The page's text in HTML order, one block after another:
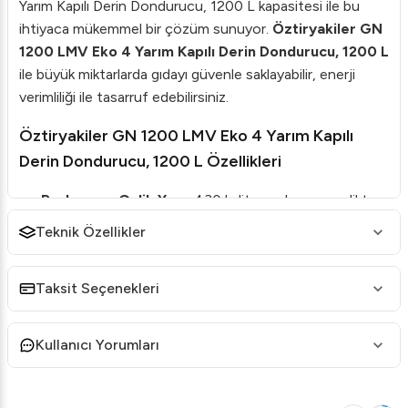
Yarım Kapılı Derin Dondurucu, 1200 L kapasitesi ile bu
ihtiyaca mükemmel bir çözüm sunuyor. Öztiryakiler GN
1200 LMV Eko 4 Yarım Kapılı Derin Dondurucu, 1200 L
ile büyük miktarlarda gıdayı güvenle saklayabilir, enerji
verimliliği ile tasarruf edebilirsiniz.
Öztiryakiler GN 1200 LMV Eko 4 Yarım Kapılı
Derin Dondurucu, 1200 L Özellikleri
Paslanmaz Çelik Yapı:430 kalite paslanmaz çelikten
üretilmiş dış yüzeyi hem sağlamlık sağlar hem de
kondenser, kullanıcı dostu bir deneyim sunar.
İç Hacim:Maksimum iç hacim sayesinde geniş
depolama kapasitesi sunar.
Teknik Özellikler
Taksit Seçenekleri
Kullanıcı Yorumları